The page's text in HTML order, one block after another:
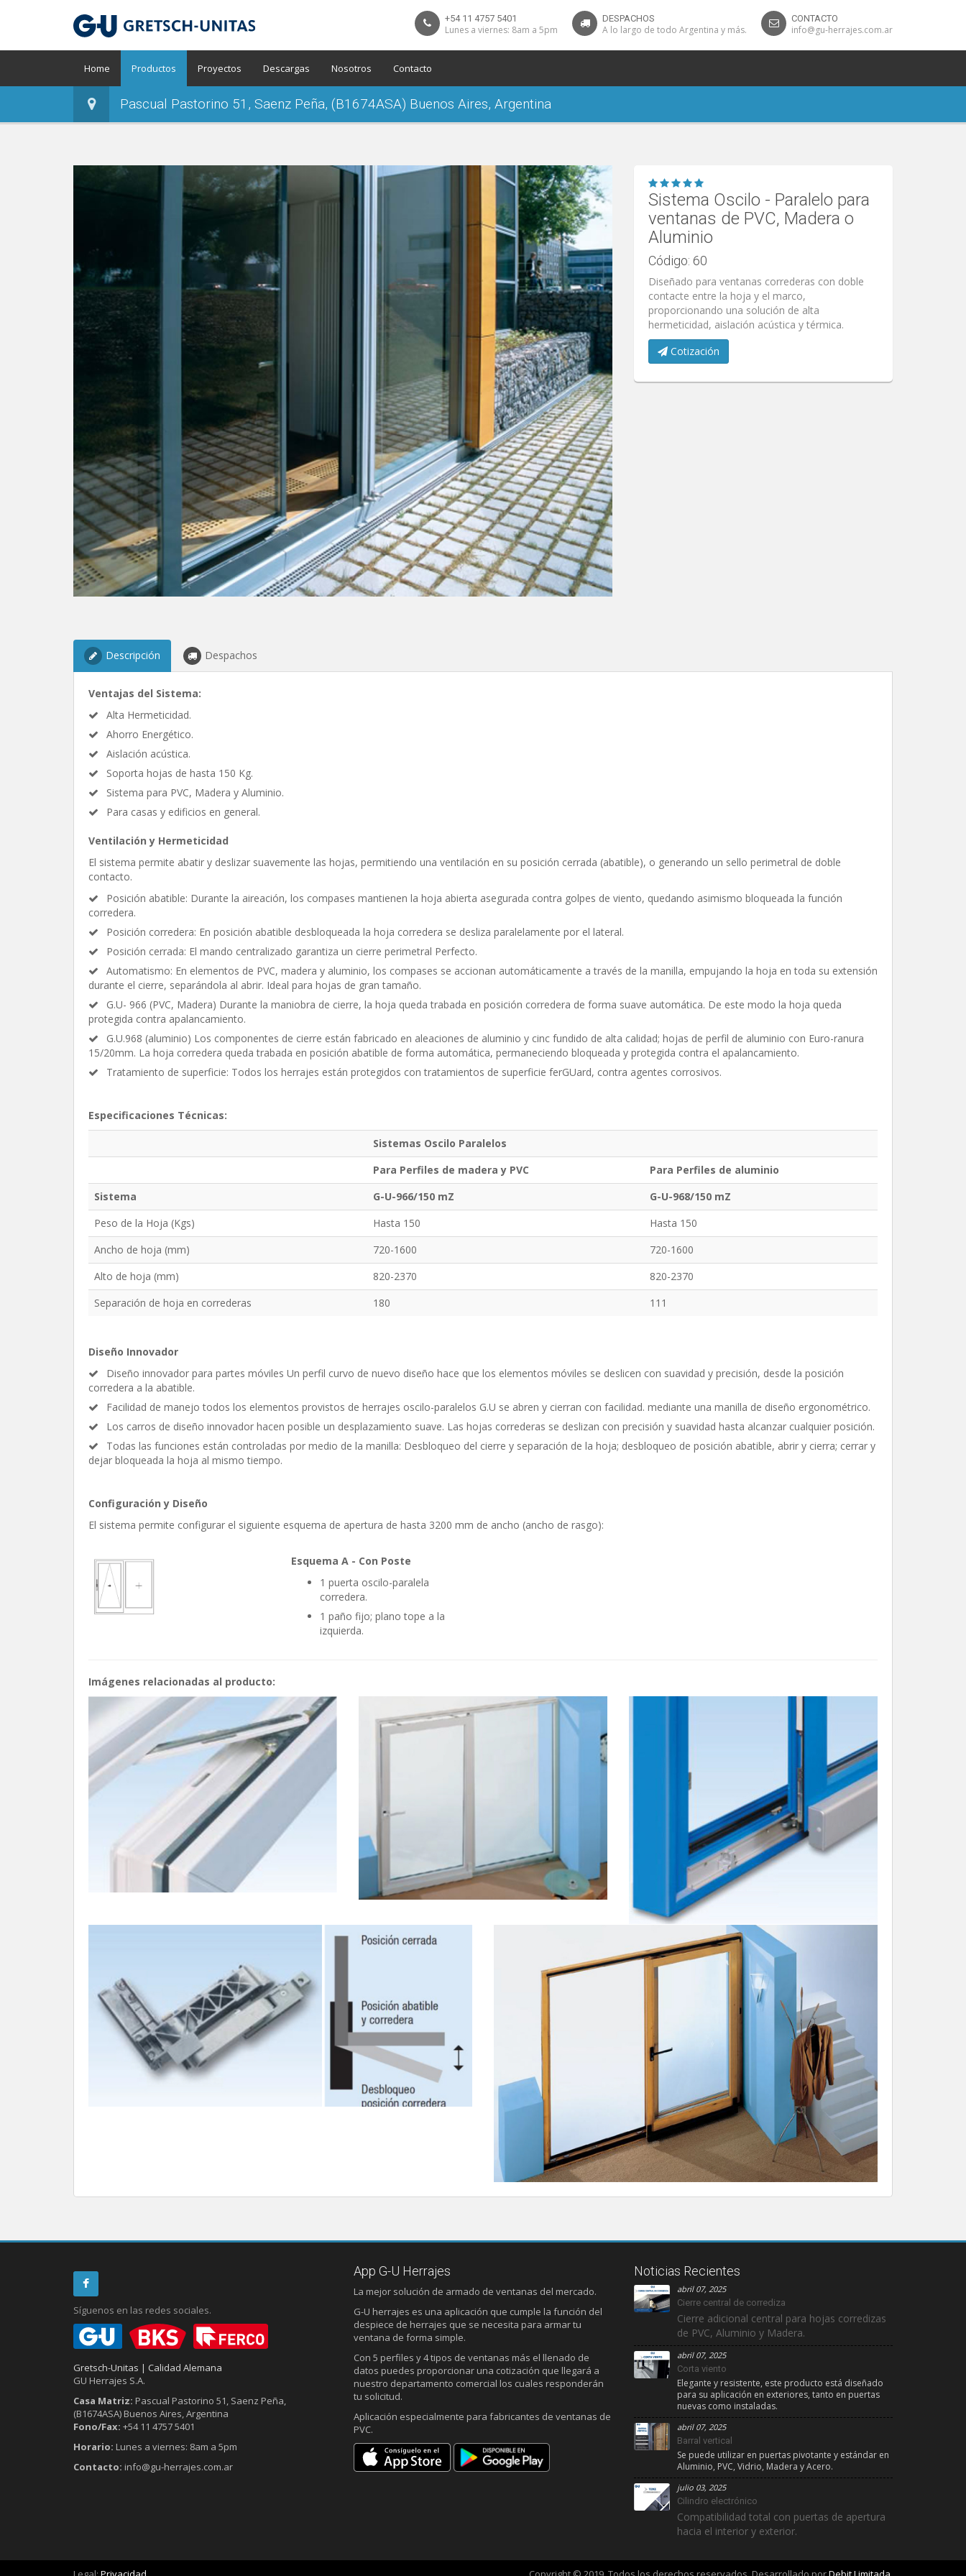
+54 11 4757 5401
Lunes a viernes: 8am a 5pm
DESPACHOS
A lo largo de todo Argentina y más.
CONTACTO
info@gu-herrajes.com.ar
Home Productos Proyectos Descargas Nosotros Contacto
Pascual Pastorino 51, Saenz Peña, (B1674ASA) Buenos Aires, Argentina
Sistema Oscilo - Paralelo para
ventanas de PVC, Madera o
Aluminio
Código: 60
Diseñado para ventanas correderas con doble
contacte entre la hoja y el marco,
proporcionando una solución de alta
hermeticidad, aislación acústica y térmica.
Cotización
Descripción Despachos
Ventajas del Sistema:
Alta Hermeticidad.
Ahorro Energético.
Aislación acústica.
Soporta hojas de hasta 150 Kg.
Sistema para PVC, Madera y Aluminio.
Para casas y edificios en general.
Ventilación y Hermeticidad
El sistema permite abatir y deslizar suavemente las hojas, permitiendo una ventilación en su posición cerrada (abatible), o generando un sello perimetral de doble
contacto.
Posición abatible: Durante la aireación, los compases mantienen la hoja abierta asegurada contra golpes de viento, quedando asimismo bloqueada la función
corredera.
Posición corredera: En posición abatible desbloqueada la hoja corredera se desliza paralelamente por el lateral.
Posición cerrada: El mando centralizado garantiza un cierre perimetral Perfecto.
Automatismo: En elementos de PVC, madera y aluminio, los compases se accionan automáticamente a través de la manilla, empujando la hoja en toda su extensión
durante el cierre, separándola al abrir. Ideal para hojas de gran tamaño.
G.U- 966 (PVC, Madera) Durante la maniobra de cierre, la hoja queda trabada en posición corredera de forma suave automática. De este modo la hoja queda
protegida contra apalancamiento.
G.U.968 (aluminio) Los componentes de cierre están fabricado en aleaciones de aluminio y cinc fundido de alta calidad; hojas de perfil de aluminio con Euro-ranura
15/20mm. La hoja corredera queda trabada en posición abatible de forma automática, permaneciendo bloqueada y protegida contra el apalancamiento.
Tratamiento de superficie: Todos los herrajes están protegidos con tratamientos de superficie ferGUard, contra agentes corrosivos.
Especificaciones Técnicas:
Sistemas Oscilo Paralelos
Para Perfiles de madera y PVC
Para Perfiles de aluminio
Sistema
G-U-966/150 mZ
G-U-968/150 mZ
Peso de la Hoja (Kgs)
Hasta 150
Hasta 150
Ancho de hoja (mm)
720-1600
720-1600
Alto de hoja (mm)
820-2370
820-2370
Separación de hoja en correderas
180 111
Diseño Innovador
Diseño innovador para partes móviles Un perfil curvo de nuevo diseño hace que los elementos móviles se deslicen con suavidad y precisión, desde la posición
corredera a la abatible.
Facilidad de manejo todos los elementos provistos de herrajes oscilo-paralelos G.U se abren y cierran con facilidad. mediante una manilla de diseño ergonométrico.
Los carros de diseño innovador hacen posible un desplazamiento suave. Las hojas correderas se deslizan con precisión y suavidad hasta alcanzar cualquier posición.
Todas las funciones están controladas por medio de la manilla: Desbloqueo del cierre y separación de la hoja; desbloqueo de posición abatible, abrir y cierra; cerrar y
dejar bloqueada la hoja al mismo tiempo.
Configuración y Diseño
El sistema permite configurar el siguiente esquema de apertura de hasta 3200 mm de ancho (ancho de rasgo):
Esquema A - Con Poste
1 puerta oscilo-paralela
corredera.
1 paño fijo; plano tope a la
izquierda.
Imágenes relacionadas al producto:
Síguenos en las redes sociales.
Gretsch-Unitas | Calidad Alemana
GU Herrajes S.A.
Casa Matriz: Pascual Pastorino 51, Saenz Peña,
(B1674ASA) Buenos Aires, Argentina
Fono/Fax: +54 11 4757 5401
Horario: Lunes a viernes: 8am a 5pm
Contacto: info@gu-herrajes.com.ar
App G-U Herrajes
La mejor solución de armado de ventanas del mercado.
G-U herrajes es una aplicación que cumple la función del
despiece de herrajes que se necesita para armar tu
ventana de forma simple.
Con 5 perfiles y 4 tipos de ventanas más el llenado de
datos puedes proporcionar una cotización que llegará a
nuestro departamento comercial los cuales responderán
tu solicitud.
Aplicación especialmente para fabricantes de ventanas de
PVC.
Noticias Recientes
abril 07, 2025
Cierre central de corrediza
Cierre adicional central para hojas corredizas
de PVC, Aluminio y Madera.
abril 07, 2025
Corta viento
Elegante y resistente, este producto está diseñado
para su aplicación en exteriores, tanto en puertas
nuevas como instaladas.
abril 07, 2025
Barral vertical
Se puede utilizar en puertas pivotante y estándar en
Aluminio, PVC, Vidrio, Madera y Acero.
julio 03, 2025
Cilindro electrónico
Compatibilidad total con puertas de apertura
hacia el interior y exterior.